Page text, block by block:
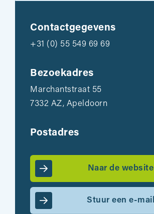
Contactgegevens
+31 (0) 55 549 69 69
Bezoekadres
Marchantstraat 55
7332 AZ, Apeldoorn
Postadres
Naar de website
Stuur een e-mail